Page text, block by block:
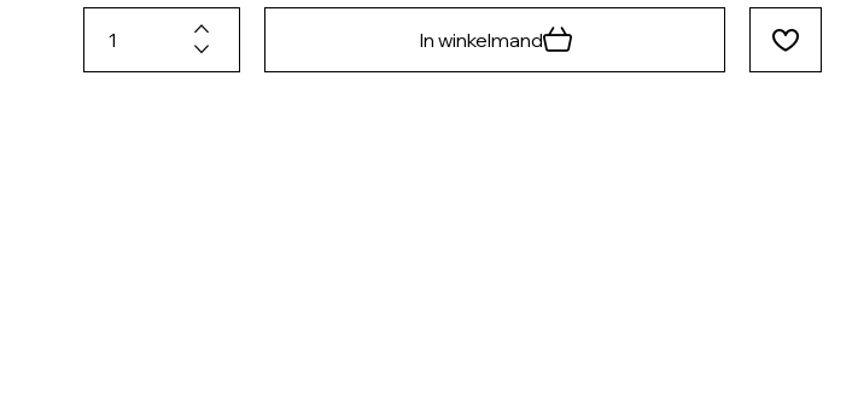
In winkelmand